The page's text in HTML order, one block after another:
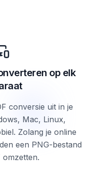
op elk
conversie uit in je
Mac, Linux,
Zolang je online
een PNG-bestand
omzetten.